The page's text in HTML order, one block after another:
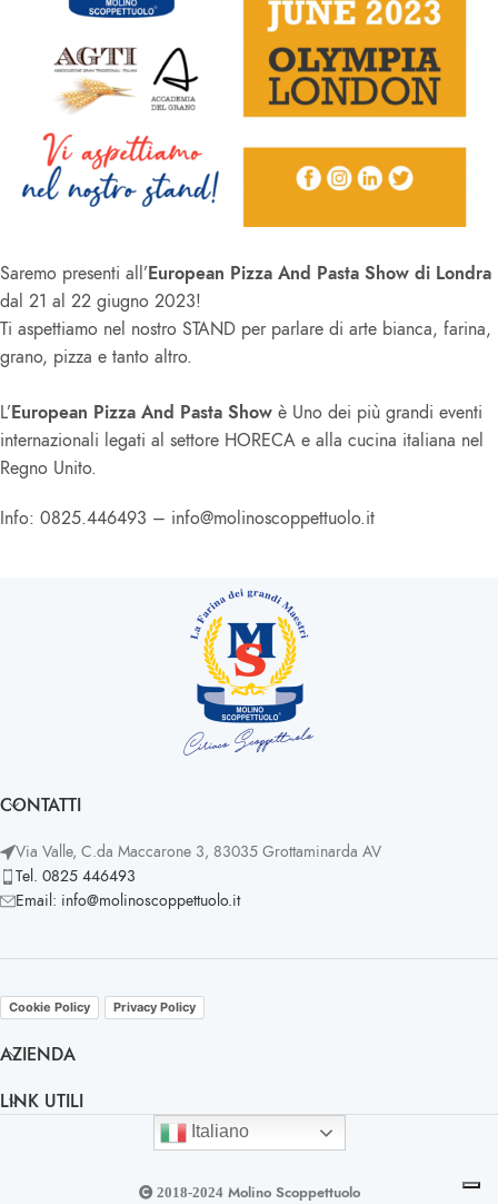
Saremo presenti all’European Pizza And Pasta Show di Londra
dal 21 al 22 giugno 2023!
Ti aspettiamo nel nostro STAND per parlare di arte bianca, farina,
grano, pizza e tanto altro.
L’European Pizza And Pasta Show è Uno dei più grandi eventi
internazionali legati al settore HORECA e alla cucina italiana nel
Regno Unito.
Info: 0825.446493 – info@molinoscoppettuolo.it
CONTATTI
Via Valle, C.da Maccarone 3, 83035 Grottaminarda AV
Tel. 0825 446493
Email: info@molinoscoppettuolo.it
Cookie Policy Privacy Policy
AZIENDA
LINK UTILI
Italiano
2018-2024 Molino Scoppettuolo